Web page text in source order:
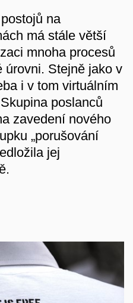
na
má stále větší
mnoha procesů
úrovni. Stejně jako v
i v tom virtuálním
poslanců
zavedení nového
„porušování
jej